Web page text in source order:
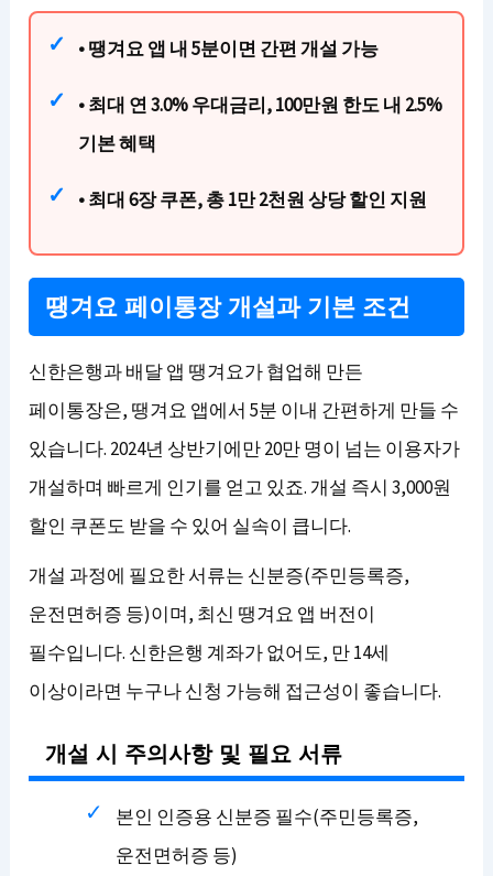
• 땡겨요 앱 내 5분이면 간편 개설 가능
• 최대 연 3.0% 우대금리, 100만원 한도 내 2.5%
기본 혜택
• 최대 6장 쿠폰, 총 1만 2천원 상당 할인 지원
땡겨요 페이통장 개설과 기본 조건
신한은행과 배달 앱 땡겨요가 협업해 만든
페이통장은, 땡겨요 앱에서 5분 이내 간편하게 만들 수
있습니다. 2024년 상반기에만 20만 명이 넘는 이용자가
개설하며 빠르게 인기를 얻고 있죠. 개설 즉시 3,000원
할인 쿠폰도 받을 수 있어 실속이 큽니다.
개설 과정에 필요한 서류는 신분증(주민등록증,
운전면허증 등)이며, 최신 땡겨요 앱 버전이
필수입니다. 신한은행 계좌가 없어도, 만 14세
이상이라면 누구나 신청 가능해 접근성이 좋습니다.
개설 시 주의사항 및 필요 서류
본인 인증용 신분증 필수(주민등록증,
운전면허증 등)